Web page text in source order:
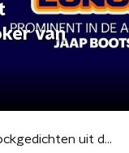
van
Een dichtbundel vol met rockgedichten uit de koker van Jaap Boots